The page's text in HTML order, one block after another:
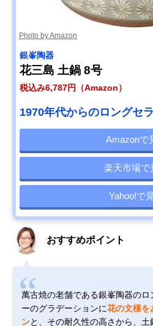
号 KAL0308
Photo by Amazon
銀峯陶器
花三島 土鍋 8号
税込み6,787円（Amazon）
1970年代からのロングセ
Amazonで
楽天市場で
Yahoo!で
おすすめポイント
萬古焼の老舗である銀峯陶器の
ーのグラデーションに花の文様を
ンと、その耐久性の高さから、